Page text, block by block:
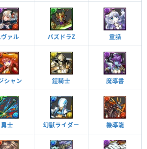
ァル パズドラZ 童話
シャン 鎧騎士 魔導書
勇士 幻獣ライダー 機導龍